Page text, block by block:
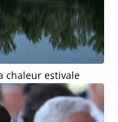
chaleur estivale